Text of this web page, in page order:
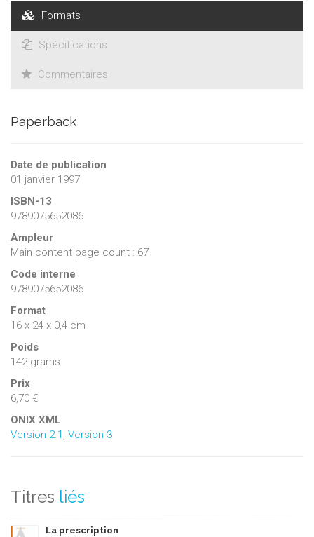
Formats
Spécifications
Commentaires
Paperback
Date de publication
01 janvier 1997
ISBN-13
9789075652086
Ampleur
Main content page count : 67
Code interne
9789075652086
Format
16 x 24 x 0,4 cm
Poids
142 grams
Prix
6,70 €
ONIX XML
Version 2.1 , Version 3
Titres liés
La prescription